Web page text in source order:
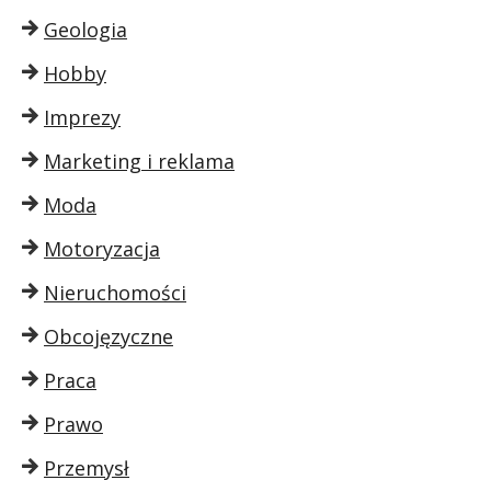
Geologia
Hobby
Imprezy
Marketing i reklama
Moda
Motoryzacja
Nieruchomości
Obcojęzyczne
Praca
Prawo
Przemysł